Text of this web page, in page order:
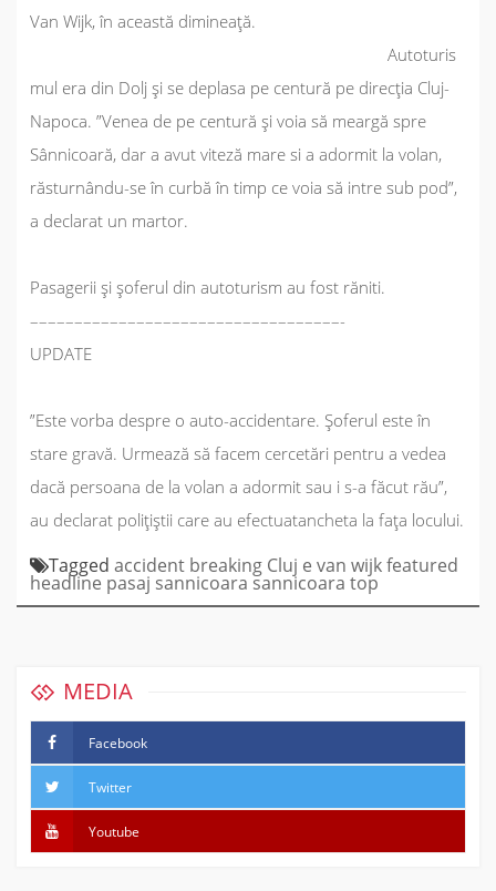
Van Wijk, în această dimineață.
Autoturis
mul era din Dolj și se deplasa pe centură pe direcția Cluj-
Napoca. ”Venea de pe centură și voia să meargă spre
Sânnicoară, dar a avut viteză mare si a adormit la volan,
răsturnându-se în curbă în timp ce voia să intre sub pod”,
a declarat un martor.
Pasagerii și șoferul din autoturism au fost răniti.
–––––––––––––––––––––––––––––––––––-
UPDATE
”Este vorba despre o auto-accidentare. Șoferul este în
stare gravă. Urmează să facem cercetări pentru a vedea
dacă persoana de la volan a adormit sau i s-a făcut rău”,
au declarat polițiștii care au efectuatancheta la fața locului.
Tagged accident breaking Cluj e van wijkfeatured
headline pasaj sannicoara sannicoara top
MEDIA
Facebook
Twitter
Youtube